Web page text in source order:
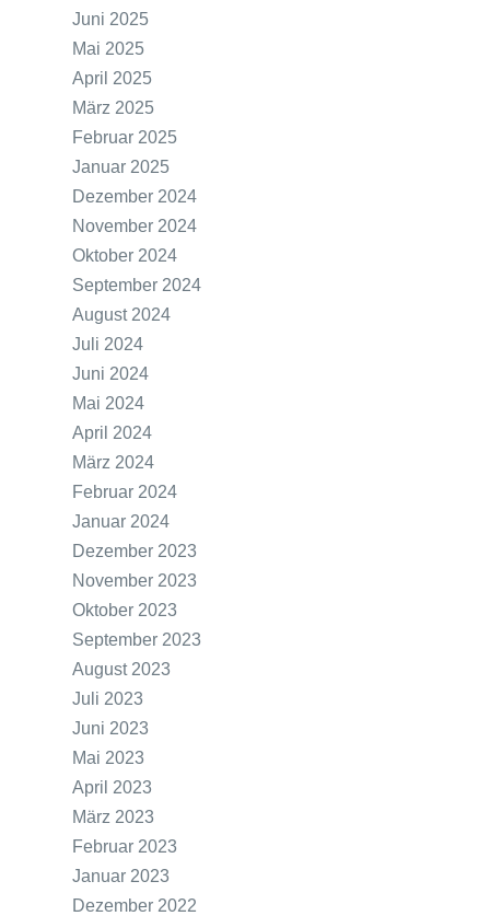
Juni 2025
Mai 2025
April 2025
März 2025
Februar 2025
Januar 2025
Dezember 2024
November 2024
Oktober 2024
September 2024
August 2024
Juli 2024
Juni 2024
Mai 2024
April 2024
März 2024
Februar 2024
Januar 2024
Dezember 2023
November 2023
Oktober 2023
September 2023
August 2023
Juli 2023
Juni 2023
Mai 2023
April 2023
März 2023
Februar 2023
Januar 2023
Dezember 2022